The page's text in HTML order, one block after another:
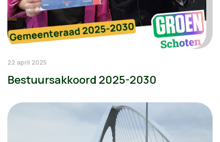
22 april 2025
Bestuursakkoord 2025-2030